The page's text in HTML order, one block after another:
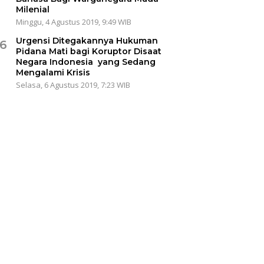
Milenial
Minggu, 4 Agustus 2019, 9:49 WIB
Urgensi Ditegakannya Hukuman
Pidana Mati bagi Koruptor Disaat
Negara Indonesia yang Sedang
Mengalami Krisis
Selasa, 6 Agustus 2019, 7:23 WIB